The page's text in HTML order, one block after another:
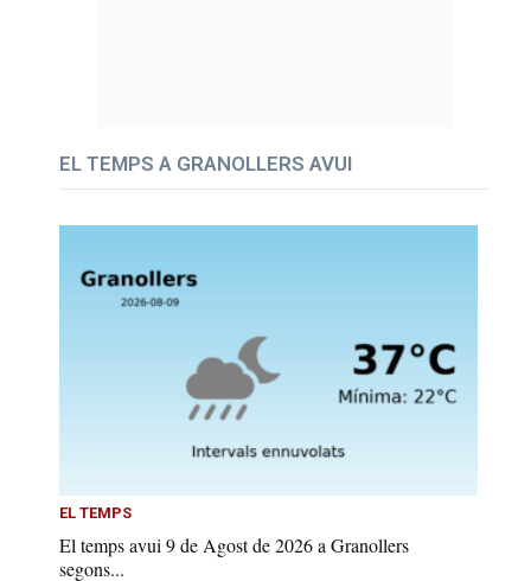
EL TEMPS A GRANOLLERS AVUI
EL TEMPS
El temps avui 9 de Agost de 2026 a Granollers
segons...